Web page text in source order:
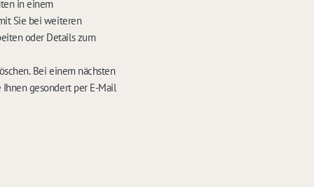
in einem
Sie bei weiteren
oder Details zum
Bei einem nächsten
gesondert per E-Mail